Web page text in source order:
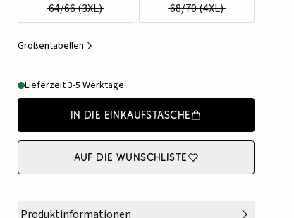
64/66 (3XL) 68/70 (4XL)
Größentabellen
Lieferzeit 3-5 Werktage
In die Einkaufstasche
Auf die Wunschliste
Produktinformationen